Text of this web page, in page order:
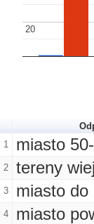
20
20
1
miasto
2 tereny
3 miasto do
4 miasto